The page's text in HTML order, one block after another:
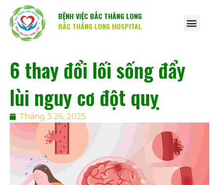
BỆNH VIỆC BẮC THĂNG LONG
BẮC THĂNG LONG HOSPITAL
6 thay đổi lối sống đẩy
lùi nguy cơ đột quỵ
Tháng 3 26, 2025